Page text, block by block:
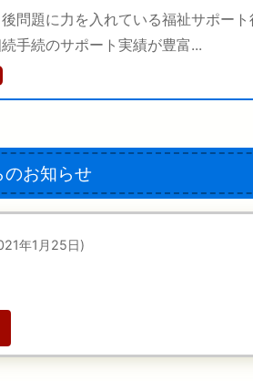
問題に力を入れている福祉サポー
手続のサポート実績が豊富...
のお知らせ
年1月25日)